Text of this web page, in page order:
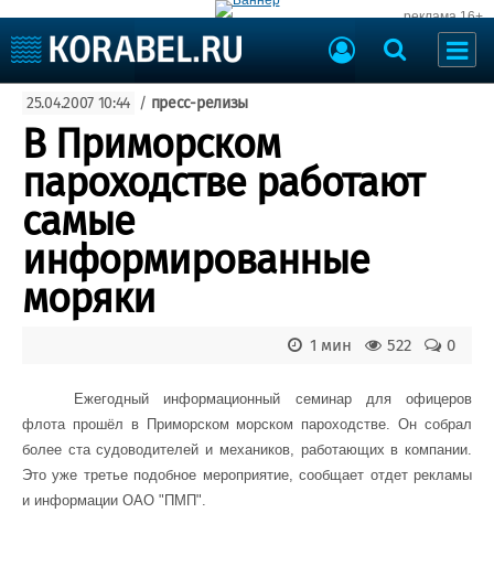
реклама 16+
Судоходство
Судоремонт
События
Пресс-релизы
Порты
Рыболовство
ВМФ
Образование
Яхты и катера
Еще
Судостроение
Компании
Репутация
Работа
Крюинг
Журнал
Доска объявлений
Оборудование
Изделия
Материалы
Услуги
25.04.2007 10:44 / пресс-релизы
В Приморском
пароходстве работают
самые
информированные
моряки
0
522
1 мин
Ежегодный информационный семинар для офицеров
флота прошёл в Приморском морском пароходстве. Он собрал
более ста судоводителей и механиков, работающих в компании.
Это уже третье подобное мероприятие, сообщает отдет рекламы
и информации ОАО "ПМП".